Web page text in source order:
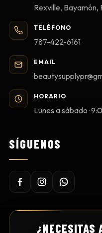
Rexville, Bayamón,
TELÉFONO
787-422-6161
EMAIL
HORARIO
Lunes a sábado ·
SÍGUENOS
¿NECESITAS